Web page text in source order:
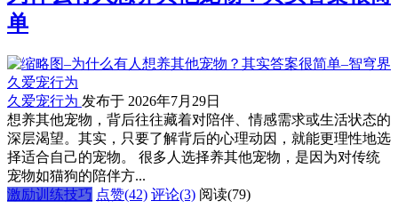
单
久爱宠行为 发布于 2026年7月29日
想养其他宠物，背后往往藏着对陪伴、情感需求或生活状态的
深层渴望。其实，只要了解背后的心理动因，就能更理性地选
择适合自己的宠物。 很多人选择养其他宠物，是因为对传统
宠物如猫狗的陪伴方...
激励训练技巧 点赞(42) 评论(3) 阅读(79)